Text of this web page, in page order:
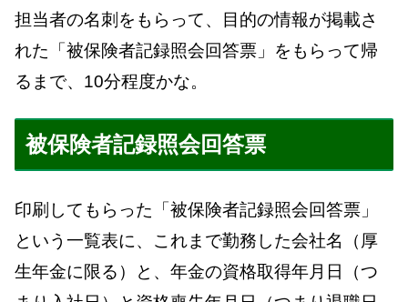
担当者の名刺をもらって、目的の情報が掲載さ
れた「被保険者記録照会回答票」をもらって帰
るまで、10分程度かな。
被保険者記録照会回答票
印刷してもらった「被保険者記録照会回答票」
という一覧表に、これまで勤務した会社名（厚
生年金に限る）と、年金の資格取得年月日（つ